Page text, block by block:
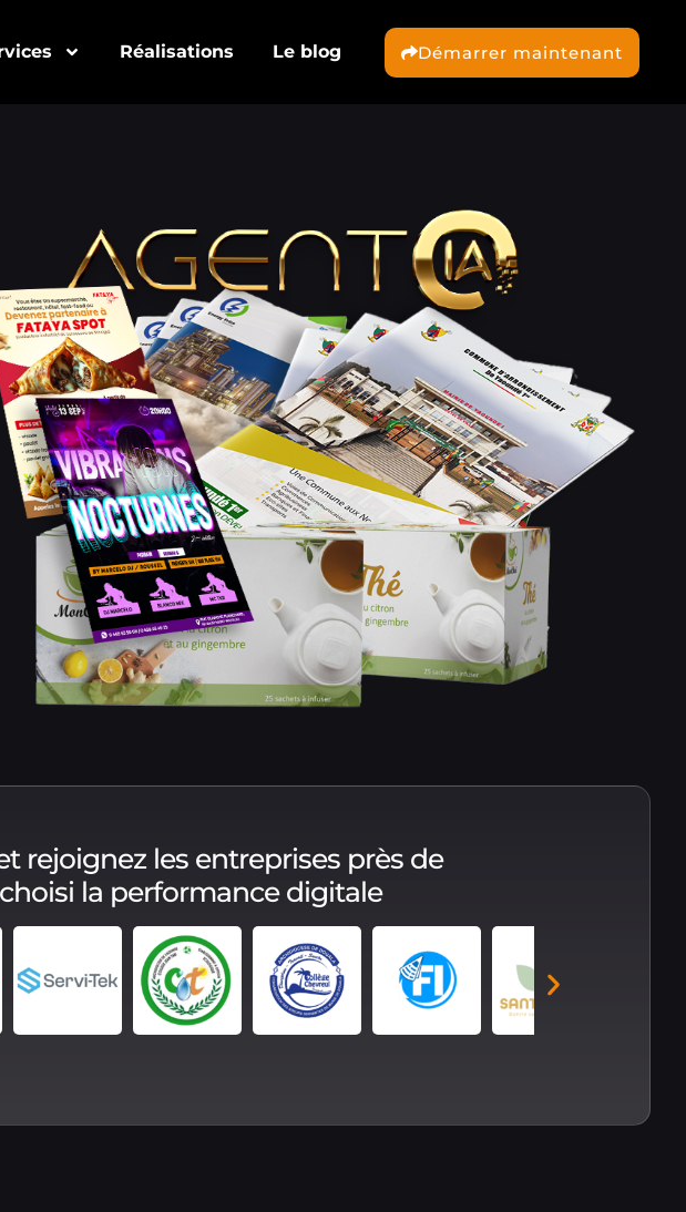
Réalisations Le blog Démarrer maintenant
rejoignez les entreprises près de
la performance digitale